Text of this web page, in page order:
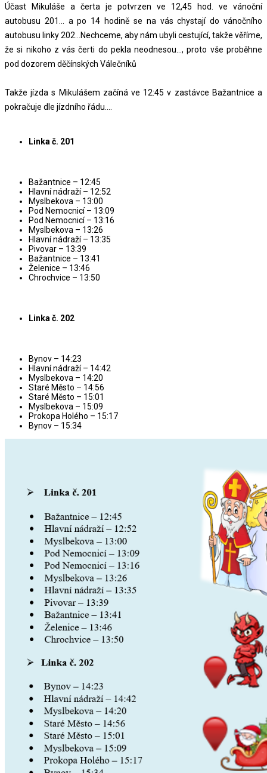
Účast Mikuláše a čerta je potvrzen ve 12,45 hod. ve vánoční
autobusu 201… a po 14 hodině se na vás chystají do vánočního
autobusu linky 202…Nechceme, aby nám ubyli cestující, takže věříme,
že si nikoho z vás čerti do pekla neodnesou..., proto vše proběhne
pod dozorem děčínských Válečníků
Takže jízda s Mikulášem začíná ve 12:45 v zastávce Bažantnice a
pokračuje dle jízdního řádu….
Linka č. 201
Bažantnice – 12:45
Hlavní nádraží – 12:52
Myslbekova – 13:00
Pod Nemocnicí – 13:09
Pod Nemocnicí – 13:16
Myslbekova – 13:26
Hlavní nádraží – 13:35
Pivovar – 13:39
Bažantnice – 13:41
Želenice – 13:46
Chrochvice – 13:50
Linka č. 202
Bynov – 14:23
Hlavní nádraží – 14:42
Myslbekova – 14:20
Staré Město – 14:56
Staré Město – 15:01
Myslbekova – 15:09
Prokopa Holého – 15:17
Bynov – 15:34